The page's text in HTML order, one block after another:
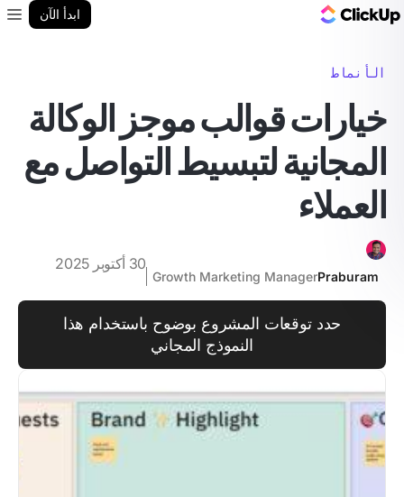
ابدأ الآن
الأنماط
خيارات قوالب موجز الوكالة
المجانية لتبسيط التواصل مع
العملاء
Praburam
Growth Marketing Manager
30 أكتوبر 2025
حدد توقعات المشروع بوضوح باستخدام هذا
النموذج المجاني